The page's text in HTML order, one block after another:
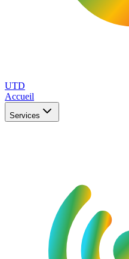
UTD
Accueil
Services